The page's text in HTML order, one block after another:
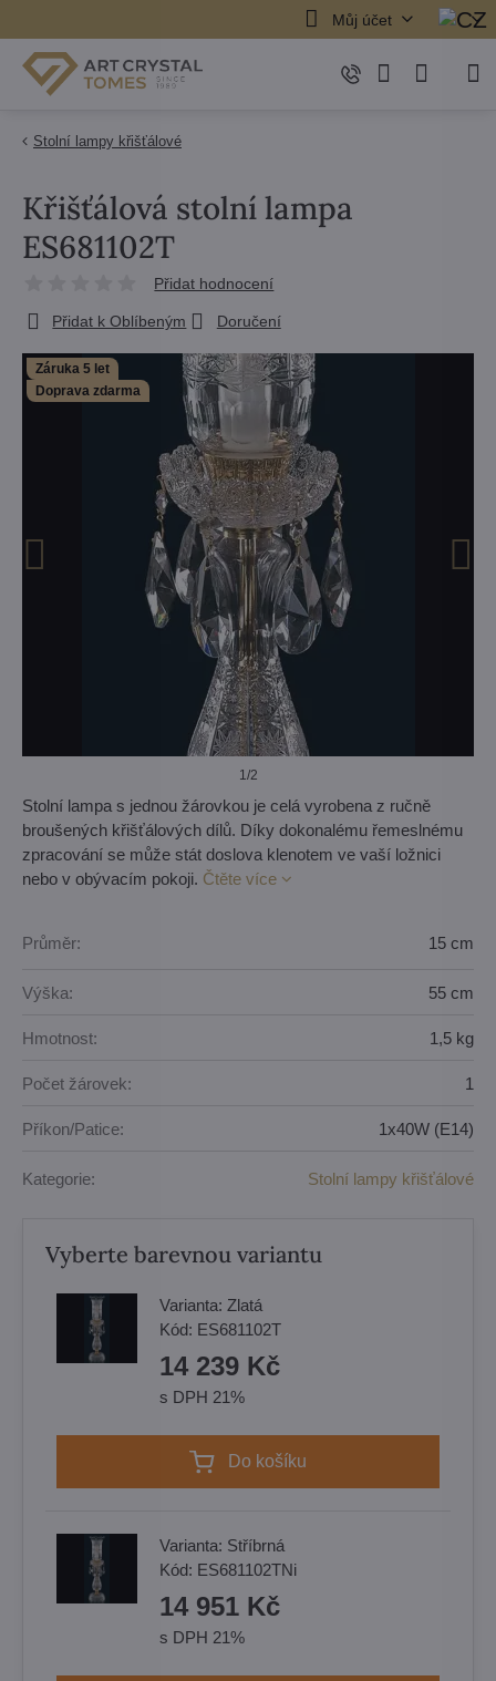
Můj účet
Stolní lampy křišťálové
Záruka 5 let
Doprava zdarma
1/2
Křišťálová stolní lampa
ES681102T
Přidat hodnocení
Přidat k Oblíbeným Doručení
Stolní lampa s jednou žárovkou je celá vyrobena z ručně
broušených křišťálových dílů. Díky dokonalému řemeslnému
zpracování se může stát doslova klenotem ve vaší ložnici
nebo v obývacím pokoji. Čtěte více
Průměr: 15 cm
Výška: 55 cm
Hmotnost: 1,5 kg
Počet žárovek: 1
Příkon/Patice: 1x40W (E14)
Kategorie: Stolní lampy křišťálové
Vyberte barevnou variantu
Varianta: Zlatá
Kód: ES681102T
14 239 Kč
s DPH 21%
Do košíku
Varianta: Stříbrná
Kód: ES681102TNi
14 951 Kč
s DPH 21%